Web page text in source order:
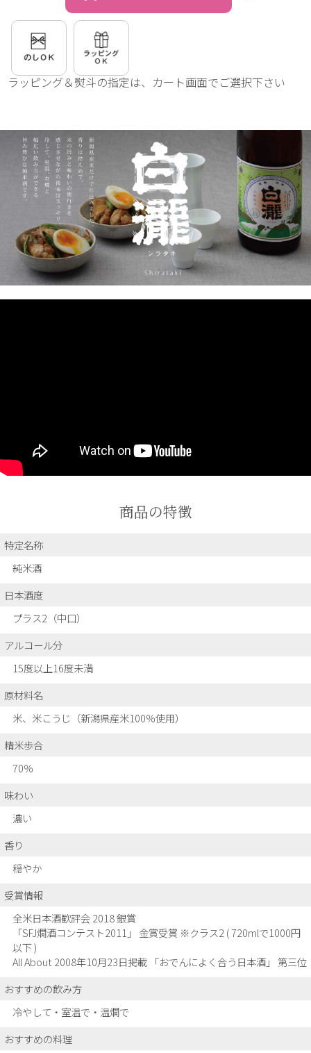
ラッピング＆熨斗の指定は、カート画面でご選択下さい
商品の特徴
特定名称
純米酒
日本酒度
プラス2（中口）
アルコール分
15度以上16度未満
原材料名
米、米こうじ（新潟県産米100％使用）
精米歩合
70％
味わい
濃い
香り
穏やか
受賞情報
全米日本酒歓評会 2018 銀賞
「SFJ燗酒コンテスト2011」 金賞受賞 ※クラス2 ( 720mlで1000円
以下 )
All About 2008年10月23日掲載 「おでんによく合う日本酒」 第三位
おすすめの飲み方
冷やして・室温で・温燗で
おすすめの料理